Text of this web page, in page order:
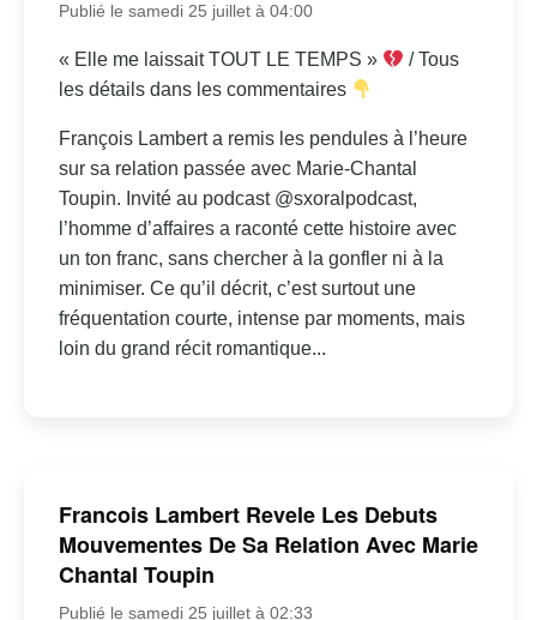
Publié le samedi 25 juillet à 04:00
« Elle me laissait TOUT LE TEMPS »
/ Tous
les détails dans les commentaires
François Lambert a remis les pendules à l’heure
sur sa relation passée avec Marie-Chantal
Toupin. Invité au podcast @sxoralpodcast,
l’homme d’affaires a raconté cette histoire avec
un ton franc, sans chercher à la gonfler ni à la
minimiser. Ce qu’il décrit, c’est surtout une
fréquentation courte, intense par moments, mais
loin du grand récit romantique...
Francois Lambert Revele Les Debuts
Mouvementes De Sa Relation Avec Marie
Chantal Toupin
Publié le samedi 25 juillet à 02:33